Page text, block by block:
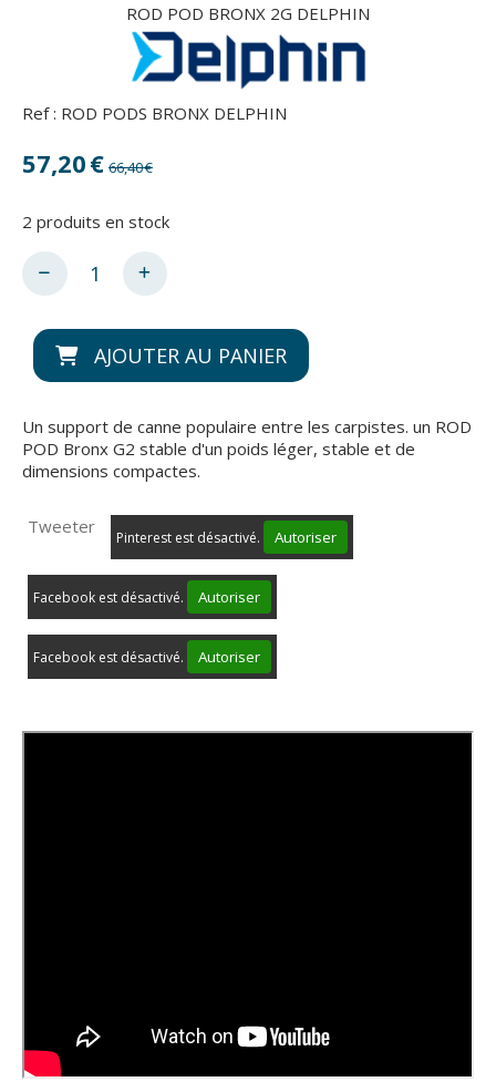
ROD POD BRONX 2G DELPHIN
Ref : ROD PODS BRONX DELPHIN
57,20€ 66,40€
2 produits en stock
AJOUTER AU PANIER
Un support de canne populaire entre les carpistes. un ROD
POD Bronx G2 stable d'un poids léger, stable et de
dimensions compactes.
Tweeter
Pinterest est désactivé. Autoriser
Facebook est désactivé. Autoriser
Facebook est désactivé. Autoriser